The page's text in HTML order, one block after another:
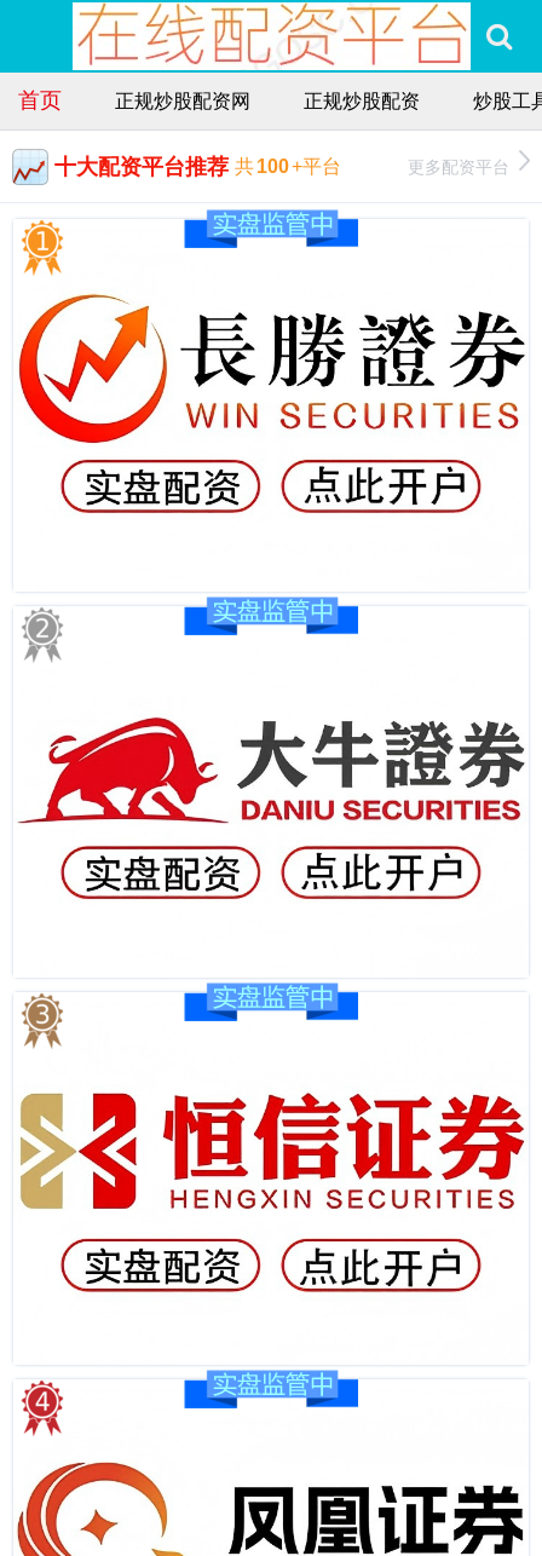
首页 正规炒股配资网 正规炒股配资 炒股工
十大配资平台推荐 共100+平台 更多配资平台